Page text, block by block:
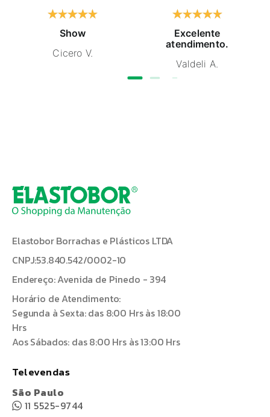
Show
Cicero V.
Excelente
atendimento.
Valdeli A.
Elastobor Borrachas e Plásticos LTDA
CNPJ:53.840.542/0002-10
Endereço: Avenida de Pinedo - 394
Horário de Atendimento:
Segunda à Sexta: das 8:00 Hrs às 18:00
Hrs
Aos Sábados: das 8:00 Hrs às 13:00 Hrs
Televendas
São Paulo
11 5525-9744